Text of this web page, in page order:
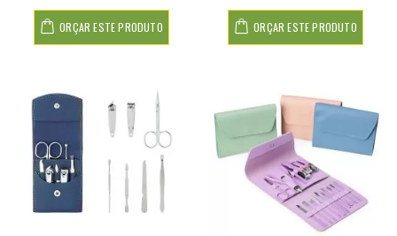
ORÇAR ESTE PRODUTO ORÇAR ESTE PRODUTO